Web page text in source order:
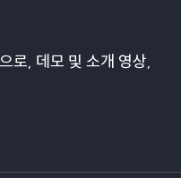
로, 데모 및 소개 영상,